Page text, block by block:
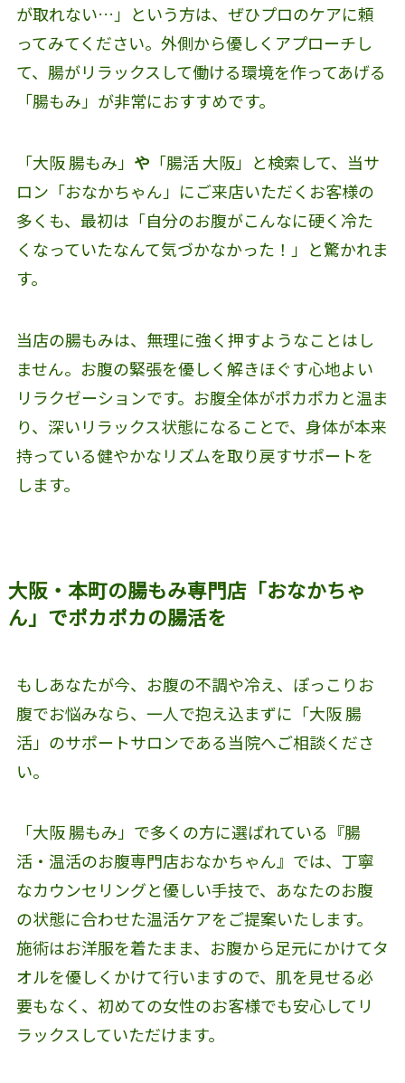
が取れない…」という方は、ぜひプロのケアに頼
ってみてください。外側から優しくアプローチし
て、腸がリラックスして働ける環境を作ってあげる
「腸もみ」が非常におすすめです。
「大阪 腸もみ」 や 「腸活 大阪」と検索して、当サ
ロン「おなかちゃん」にご来店いただくお客様の
多くも、最初は「自分のお腹がこんなに硬く冷た
くなっていたなんて気づかなかった！」と驚かれま
す。
当店の腸もみは、無理に強く押すようなことはし
ません。お腹の緊張を優しく解きほぐす心地よい
リラクゼーションです。お腹全体がポカポカと温ま
り、深いリラックス状態になることで、身体が本来
持っている健やかなリズムを取り戻すサポートを
します。
大阪・本町の腸もみ専門店「おなかちゃ
ん」でポカポカの腸活を
もしあなたが今、お腹の不調や冷え、ぽっこりお
腹でお悩みなら、一人で抱え込まずに「大阪 腸
活」のサポートサロンである当院へご相談くださ
い。
「大阪 腸もみ」で多くの方に選ばれている『腸
活・温活のお腹専門店おなかちゃん』では、丁寧
なカウンセリングと優しい手技で、あなたのお腹
の状態に合わせた温活ケアをご提案いたします。
施術はお洋服を着たまま、お腹から足元にかけてタ
オルを優しくかけて行いますので、肌を見せる必
要もなく、初めての女性のお客様でも安心してリ
ラックスしていただけます。